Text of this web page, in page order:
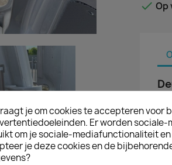

 Op
de
je om cookies te accepteren voor
Er worden
om je sociale-mediafunctionaliteit
je deze cookies en de